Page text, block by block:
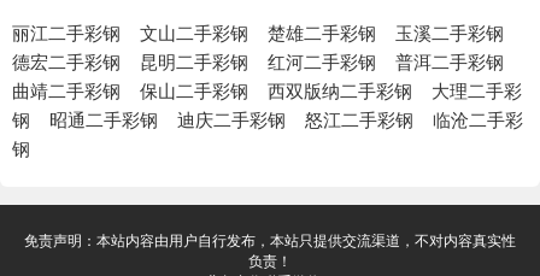
丽江二手彩钢 文山二手彩钢 楚雄二手彩钢
玉溪二手彩钢
德宏二手彩钢
昆明二手彩钢 红河二手彩钢
普洱二手彩钢
曲靖二手彩钢
保山二手彩钢 西双版纳二手彩钢
大理二手彩
钢
昭通二手彩钢 迪庆二手彩钢 怒江二手彩钢
临沧二手彩
钢
免责声明：本站内容由用户自行发布，本站只提供交流渠道，不对内容真实性
负责！